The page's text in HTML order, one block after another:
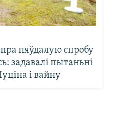
няўдалую спробу
задавалі пытаньні
і вайну